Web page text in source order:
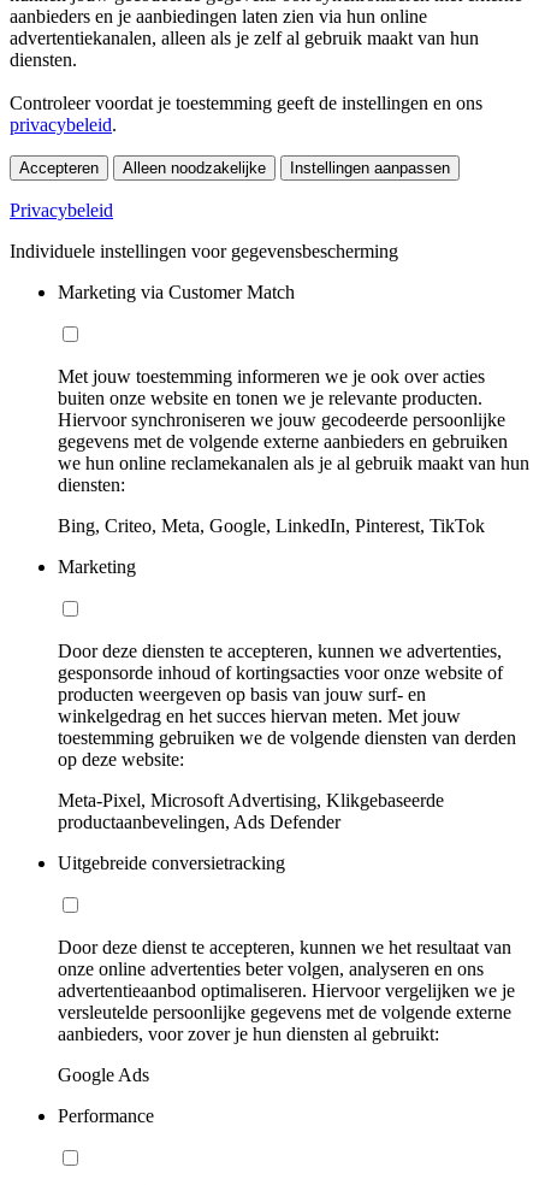
aanbieders en je aanbiedingen laten zien via hun online
advertentiekanalen, alleen als je zelf al gebruik maakt van hun
diensten.
Controleer voordat je toestemming geeft de instellingen en ons
privacybeleid.
Accepteren Alleen noodzakelijke Instellingen aanpassen
Privacybeleid
Individuele instellingen voor gegevensbescherming
Marketing via Customer Match
Met jouw toestemming informeren we je ook over acties
buiten onze website en tonen we je relevante producten.
Hiervoor synchroniseren we jouw gecodeerde persoonlijke
gegevens met de volgende externe aanbieders en gebruiken
we hun online reclamekanalen als je al gebruik maakt van hun
diensten:
Bing, Criteo, Meta, Google, LinkedIn, Pinterest, TikTok
Marketing
Door deze diensten te accepteren, kunnen we advertenties,
gesponsorde inhoud of kortingsacties voor onze website of
producten weergeven op basis van jouw surf- en
winkelgedrag en het succes hiervan meten. Met jouw
toestemming gebruiken we de volgende diensten van derden
op deze website:
Meta-Pixel, Microsoft Advertising, Klikgebaseerde
productaanbevelingen, Ads Defender
Uitgebreide conversietracking
Door deze dienst te accepteren, kunnen we het resultaat van
onze online advertenties beter volgen, analyseren en ons
advertentieaanbod optimaliseren. Hiervoor vergelijken we je
versleutelde persoonlijke gegevens met de volgende externe
aanbieders, voor zover je hun diensten al gebruikt:
Google Ads
Performance